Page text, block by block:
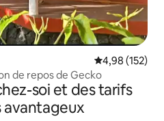
Évaluation
4,98 (152)
La maison de repos de Gecko
soi et des tarifs
avantageux